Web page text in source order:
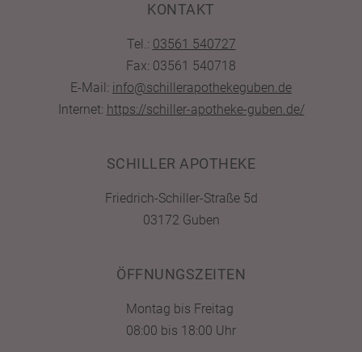
KONTAKT
Tel.: 03561 540727
Fax: 03561 540718
E-Mail: info@schillerapothekeguben.de
Internet: https://schiller-apotheke-guben.de/
SCHILLER APOTHEKE
Friedrich-Schiller-Straße 5d
03172 Guben
ÖFFNUNGSZEITEN
Montag bis Freitag
08:00 bis 18:00 Uhr